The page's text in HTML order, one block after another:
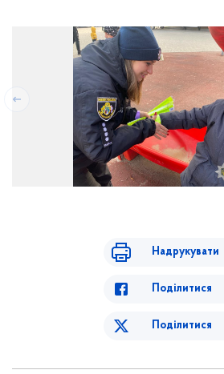
Надрукувати
Поділитися
Поділитися